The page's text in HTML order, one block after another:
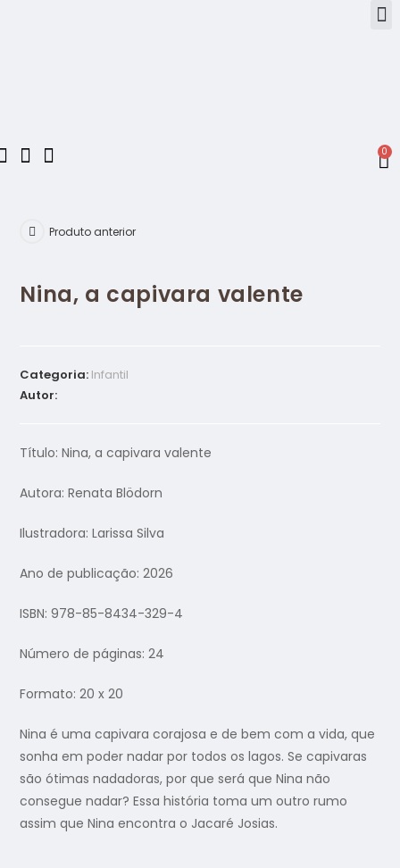
0
Produto anterior
Nina, a capivara valente
Categoria: Infantil
Autor:
Título: Nina, a capivara valente
Autora:Renata Blödorn
Ilustradora: Larissa Silva
Ano de publicação: 2026
ISBN:978-85-8434-329-4
Número de páginas: 24
Formato: 20 x 20
Nina é uma capivara corajosa e de bem com a vida, que
sonha em poder nadar por todos os lagos. Se capivaras
são ótimas nadadoras, por que será que Nina não
consegue nadar? Essa história toma um outro rumo
assim que Nina encontra o Jacaré Josias.